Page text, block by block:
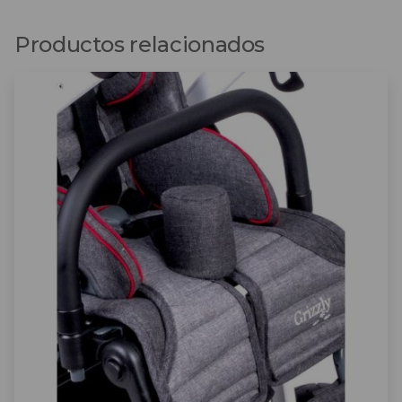
Productos relacionados